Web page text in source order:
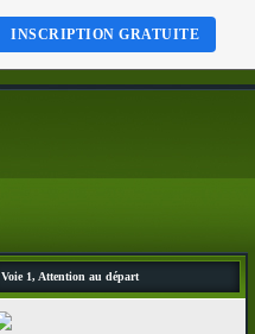
Voie 1, Attention au départ
INSCRIPTION GRATUITE